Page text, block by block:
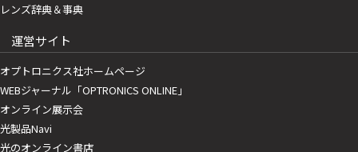
レンズ辞典＆事典
運営サイト
オプトロニクス社ホームページ
WEBジャーナル「OPTRONICS ONLINE」
オンライン展示会
光製品Navi
光のオンライン書店